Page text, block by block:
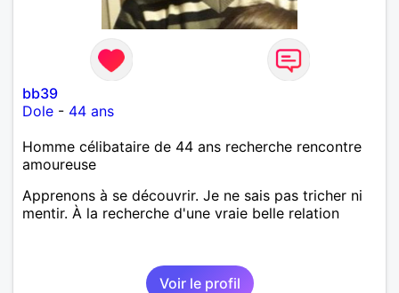
bb39
Dole - 44 ans
Homme célibataire de 44 ans recherche rencontre
amoureuse
Apprenons à se découvrir. Je ne sais pas tricher ni
mentir. À la recherche d'une vraie belle relation
Voir le profil